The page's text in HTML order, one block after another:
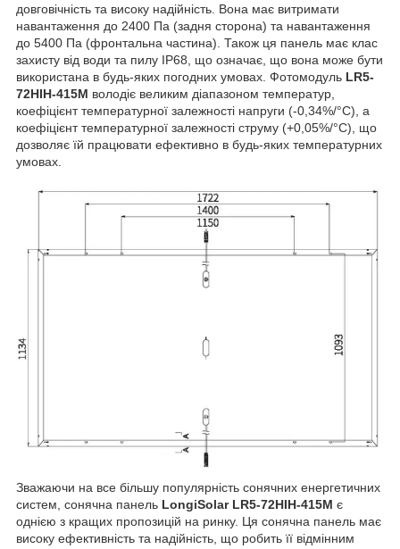
довговічність та високу надійність. Вона має витримати
навантаження до 2400 Па (задня сторона) та навантаження
до 5400 Па (фронтальна частина). Також ця панель має клас
захисту від води та пилу IP68, що означає, що вона може бути
використана в будь-яких погодних умовах. Фотомодуль LR5-
72HIH-415М володіє великим діапазоном температур,
коефіцієнт температурної залежності напруги (-0,34%/°C), а
коефіцієнт температурної залежності струму (+0,05%/°C), що
дозволяє їй працювати ефективно в будь-яких температурних
умовах.
Зважаючи на все більшу популярність сонячних енергетичних
систем, сонячна панель LongiSolar LR5-72HIH-415M є
однією з кращих пропозицій на ринку. Ця сонячна панель має
високу ефективність та надійність, що робить її відмінним